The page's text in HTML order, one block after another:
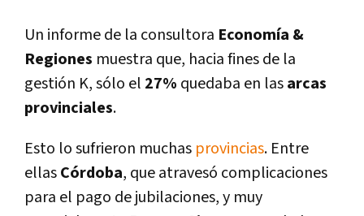
Un informe de la consultora Economí­a &
Regiones muestra que, hacia fines de la
gestión K, sólo el 27% quedaba en lasarcas
provinciales.
Esto lo sufrieron muchas provincias. Entre
ellasCórdoba, que atravesó complicaciones
para el pago de jubilaciones, y muy